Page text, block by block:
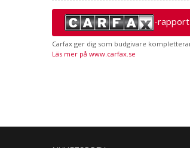
-rapport
Carfax ger dig som budgivare
Läs mer på www.carfax.se